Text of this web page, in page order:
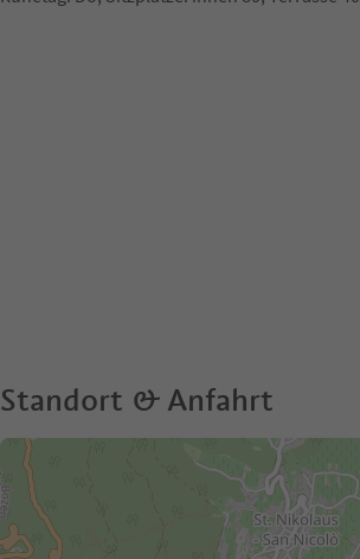
Standort & Anfahrt